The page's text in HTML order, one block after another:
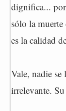
dignifica...
sólo la
es la calidad
Vale, nadie se
irrelevante.